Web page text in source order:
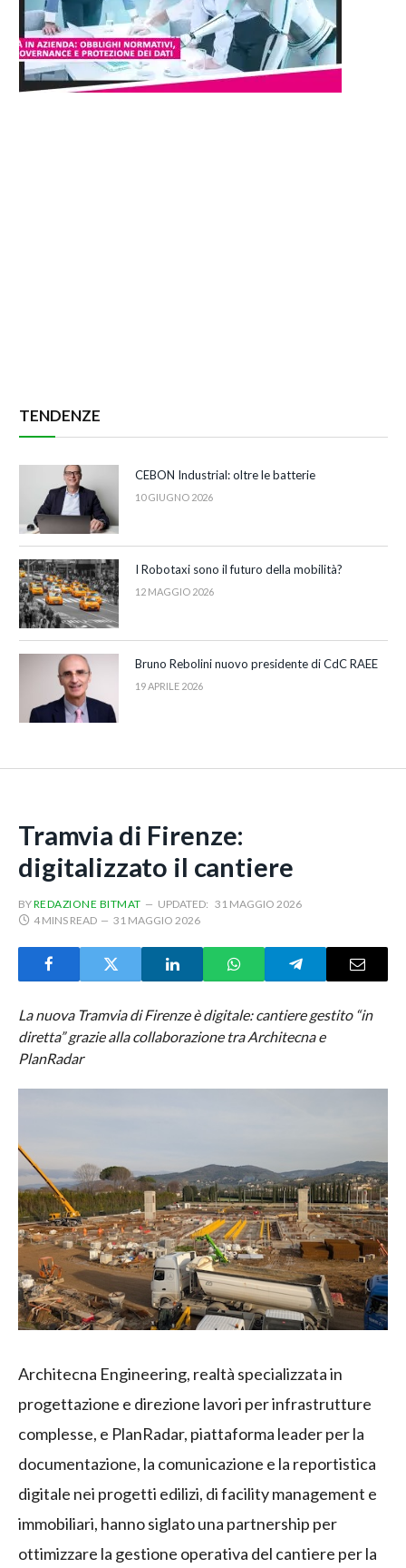
TENDENZE
CEBON Industrial: oltre le batterie
10 GIUGNO 2026
I Robotaxi sono il futuro della mobilità?
12 MAGGIO 2026
Bruno Rebolini nuovo presidente di CdC RAEE
19 APRILE 2026
Tramvia di Firenze:
digitalizzato il cantiere
BYREDAZIONE BITMAT UPDATED: 31 MAGGIO 2026
4 MINS READ
31 MAGGIO 2026
La nuova Tramvia di Firenze è digitale: cantiere gestito “in
diretta” grazie alla collaborazione tra Architecna e
PlanRadar
Architecna Engineering, realtà specializzata in
progettazione e direzione lavori per infrastrutture
complesse, e PlanRadar, piattaforma leader per la
documentazione, la comunicazione e la reportistica
digitale nei progetti edilizi, di facility management e
immobiliari, hanno siglato una partnership per
ottimizzare la gestione operativa del cantiere per la